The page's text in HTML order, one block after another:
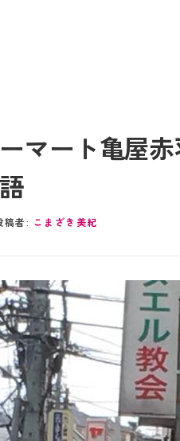
ーマート亀屋
稿者: こまざき美紀